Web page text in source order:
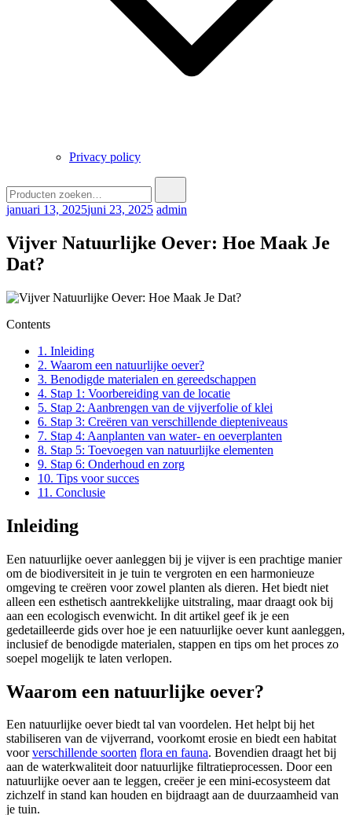
Privacy policy
naar:
januari 13, 2025juni 23, 2025 admin
Vijver Natuurlijke Oever: Hoe Maak Je
Dat?
Contents
1. Inleiding
2. Waarom een natuurlijke oever?
3. Benodigde materialen en gereedschappen
4. Stap 1: Voorbereiding van de locatie
5. Stap 2: Aanbrengen van de vijverfolie of klei
6. Stap 3: Creëren van verschillende diepteniveaus
7. Stap 4: Aanplanten van water- en oeverplanten
8. Stap 5: Toevoegen van natuurlijke elementen
9. Stap 6: Onderhoud en zorg
10. Tips voor succes
11. Conclusie
Inleiding
Een natuurlijke oever aanleggen bij je vijver is een prachtige manier
om de biodiversiteit in je tuin te vergroten en een harmonieuze
omgeving te creëren voor zowel planten als dieren. Het biedt niet
alleen een esthetisch aantrekkelijke uitstraling, maar draagt ook bij
aan een ecologisch evenwicht. In dit artikel geef ik je een
gedetailleerde gids over hoe je een natuurlijke oever kunt aanleggen,
inclusief de benodigde materialen, stappen en tips om het proces zo
soepel mogelijk te laten verlopen.
Waarom een natuurlijke oever?
Een natuurlijke oever biedt tal van voordelen. Het helpt bij het
stabiliseren van de vijverrand, voorkomt erosie en biedt een habitat
voorverschillende soorten flora en fauna. Bovendien draagt het bij
aan de waterkwaliteit door natuurlijke filtratieprocessen. Door een
natuurlijke oever aan te leggen, creëer je een mini-ecosysteem dat
zichzelf in stand kan houden en bijdraagt aan de duurzaamheid van
je tuin.